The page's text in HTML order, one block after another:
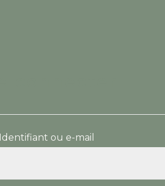
Identifiant ou e-mail